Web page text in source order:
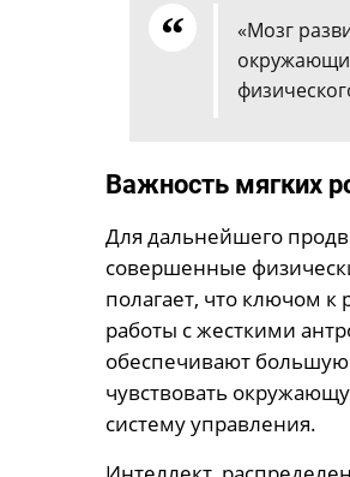
«Мозг
Важность мягких
Для дальнейшего
совершенные
полагает, что ключом
работы с жесткими
обеспечивают
чувствовать
систему управления.